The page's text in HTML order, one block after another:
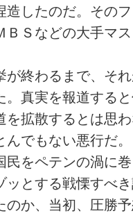
造したのだ。その
ＢＳなどの大手マ
が終わるまで、そ
。真実を報道する
を拡散するとは思
でもない悪行だ。
民をペテンの渦に
ッとする戦慄すべ
のか、当初、圧勝